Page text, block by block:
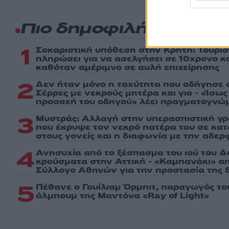
Πιο δημοφιλή
1 Σοκαριστική υπόθεση στην Κρήτη:
πληρώσει για να ασελγήσει σε 10χρονο
καθόταν αμέριμνο σε αυλή επιχείρησης
2 Δεν ήταν μόνο η ταχύτητα που οδήγησε
Σέρρες με νεκρούς μητέρα και γιο -
προσοχή του οδηγού» λέει
3 Μυστράς: Αλλαγή στην υπερασπιστική
που έκρυψε τον νεκρό πατέρα του σε
στους γονείς και η διαφωνία με την
4Ανησυχία από το ξέσπασμα του ιού του
κρούσματα στην Αττική - «Καμπανάκι»
Σύλλογο Αθηνών για την προστασία της
5 Πέθανε ο Γουίλιαμ Όρμπιτ, παραγωγός
άλμπουμ της Μαντόνα «Ray of Light»